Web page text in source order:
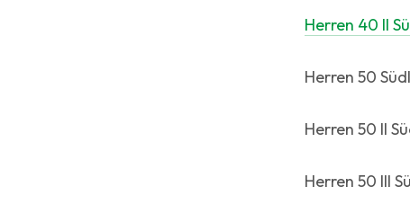
Herren 40 II
Herren 50
Herren 50 II
Herren 50 III